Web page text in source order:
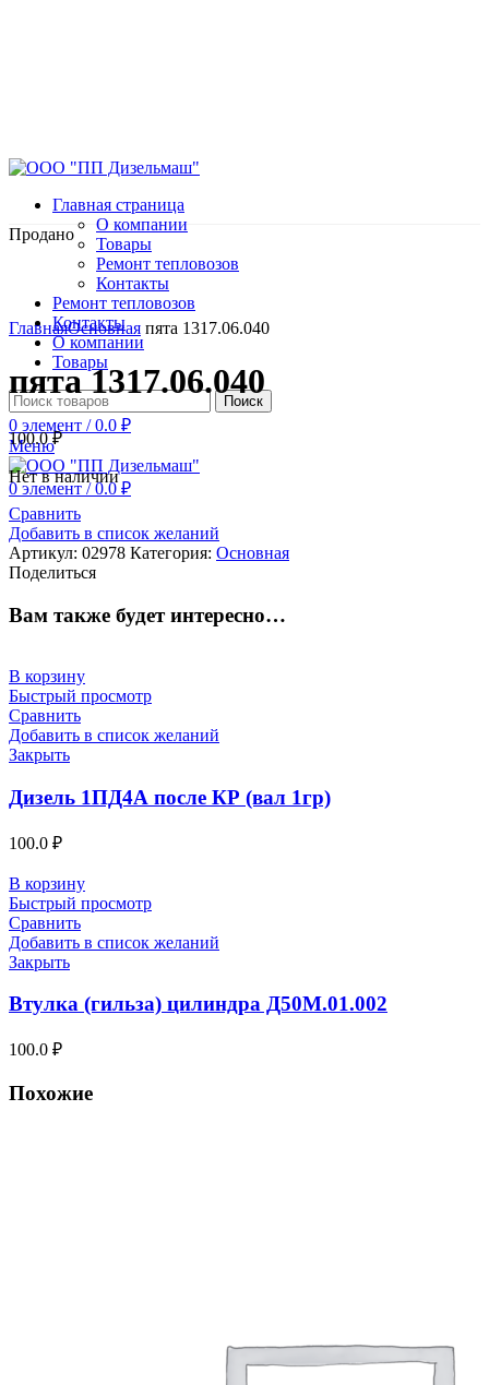
Главная страница
О компании
Товары
Ремонт тепловозов
Контакты
Ремонт тепловозов
Контакты
О компании
Товары
Поиск
0 элемент / 0.0 ₽
Меню
0элемент / 0.0₽
Продано
Нажмите, чтобы увеличить
ГлавнаяОсновная пята 1317.06.040
пята 1317.06.040
100.0₽
Нет в наличии
Сравнить
Добавить в список желаний
Артикул: 02978 Категория: Основная
Поделиться
Вам также будет интересно…
В корзину
Быстрый просмотр
Сравнить
Добавить в список желаний
Закрыть
Дизель 1ПД4А после КР (вал 1гр)
100.0 ₽
В корзину
Быстрый просмотр
Сравнить
Добавить в список желаний
Закрыть
Втулка (гильза) цилиндра Д50М.01.002
100.0 ₽
Похожие